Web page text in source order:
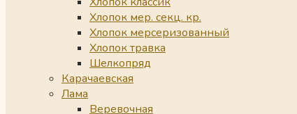
Хлопок мер. секц. кр.
Хлопок мерсеризованный
Хлопок травка
Шелкопряд
Карачаевская
Лама
Веревочная